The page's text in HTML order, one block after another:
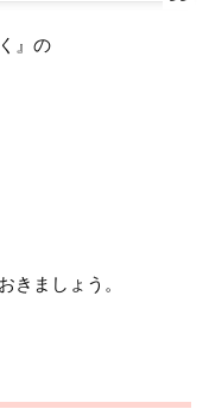
』の
きましょう。